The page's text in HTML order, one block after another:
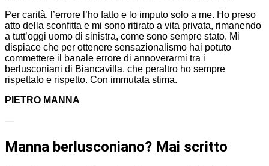
Per carità, l’errore l’ho fatto e lo imputo solo a me. Ho preso
atto della sconfitta e mi sono ritirato a vita privata, rimanendo
a tutt’oggi uomo di sinistra, come sono sempre stato. Mi
dispiace che per ottenere sensazionalismo hai potuto
commettere il banale errore di annoverarmi tra i
berlusconiani di Biancavilla, che peraltro ho sempre
rispettato e rispetto. Con immutata stima.
PIETRO MANNA
—
Manna berlusconiano? Mai scritto